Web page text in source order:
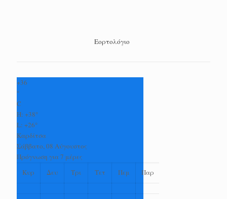
Εορτολόγιο
+36
°
C
H: +38°
L: +26°
Καρδίτσα
Σάββατο, 08 Αύγουστος
Πρόγνωση για 7 μέρες
Κυρ
Δευ Τρι Τετ Πεμ Παρ